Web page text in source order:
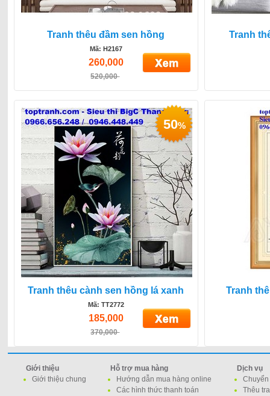
Tranh thêu đầm sen hồng
Mã: H2167
260,000
520,000
Tranh
Tranh thêu cành sen hồng lá xanh
Mã: TT2772
185,000
370,000
50%
Tranh
Giới thiệu
Giới thiệu chung
Hỗ trợ mua hàng
Hướng dẫn mua hàng online
Các hình thức thanh toán
Dịch vụ
Thêu